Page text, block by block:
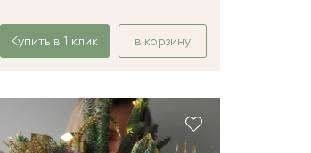
Купить в 1 клик в корзину